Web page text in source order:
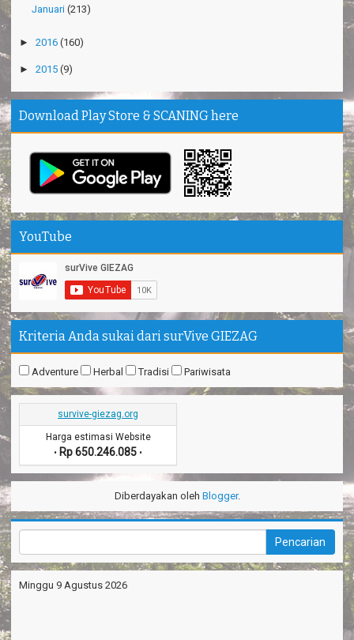
Januari (213)
► 2016 (160)
► 2015 (9)
Download Play Store & SCANING here
YouTube
Kriteria Anda sukai dari surVive GIEZAG
Adventure Herbal Tradisi Pariwisata
survive-giezag.org
Harga estimasi Website
• Rp 650.246.085 •
Diberdayakan oleh Blogger.
Minggu 9 Agustus 2026